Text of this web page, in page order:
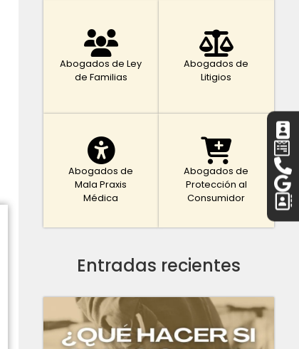
Abogados de Ley
de Familias
Abogados de
Litigios
Abogados de
Mala Praxis
Médica
Abogados de
Protección al
Consumidor
Entradas recientes